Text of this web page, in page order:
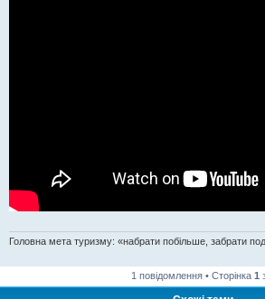
Головна мета туризму: «набрати побільше, забрати
1 повідомлення • Сторінка 1